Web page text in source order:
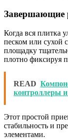
Завершающие
Когда вся плитка
песком или сухой
площадку
плотно фиксируя
READ
контроллеры и
Этот простой
стабильность и
элементами.